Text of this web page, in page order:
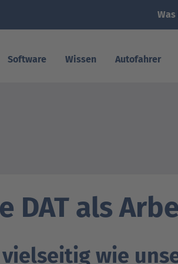
Software Wissen Autofahrer
Was kostet meine
CO
2-Emissionen
DAT Report
DAT als
wie